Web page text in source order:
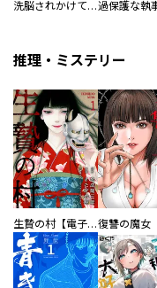
洗脳されかけていた悪役令嬢ですが家出を決意しました。【電子単行本版／特典おまけ付き】
推理・ミステリー
生贄の村【電子単行本版】